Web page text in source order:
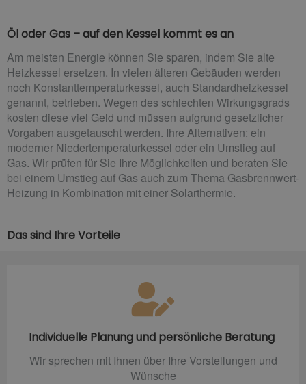
Öl oder Gas – auf den Kessel kommt es an
Am meisten Energie können Sie sparen, indem Sie alte
Heizkessel ersetzen. In vielen älteren Gebäuden werden
noch Konstanttemperaturkessel, auch Standardheizkessel
genannt, betrieben. Wegen des schlechten Wirkungsgrads
kosten diese viel Geld und müssen aufgrund gesetzlicher
Vorgaben ausgetauscht werden. Ihre Alternativen: ein
moderner Niedertemperaturkessel oder ein Umstieg auf
Gas. Wir prüfen für Sie Ihre Möglichkeiten und beraten Sie
bei einem Umstieg auf Gas auch zum Thema Gasbrennwert-
Heizung in Kombination mit einer Solarthermie.
Das sind Ihre Vorteile
Individuelle Planung und persönliche Beratung
Wir sprechen mit Ihnen über Ihre Vorstellungen und
Wünsche